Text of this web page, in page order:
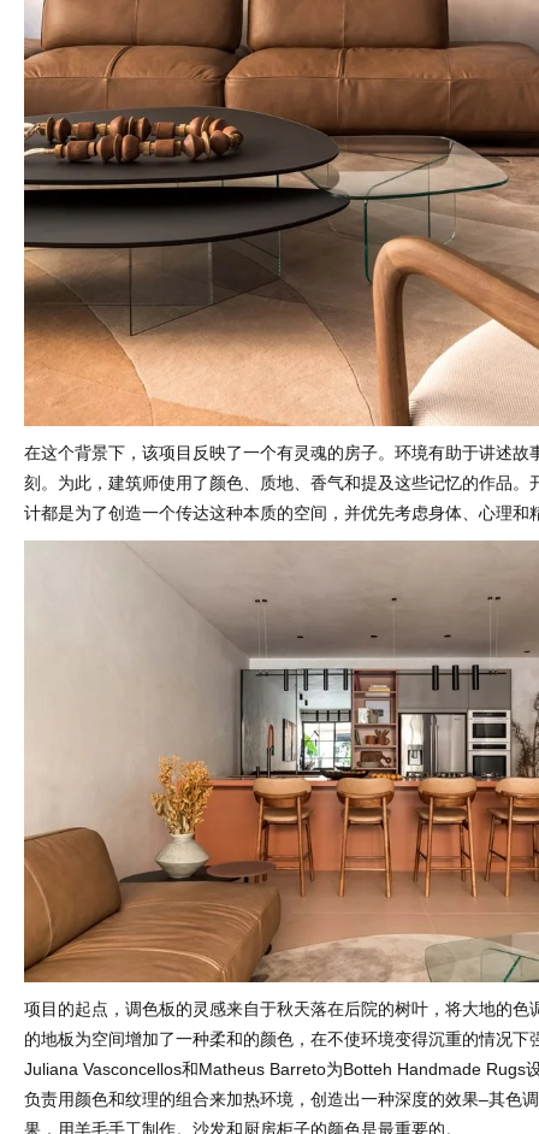
在这个背景下，该项目反映了一个有灵魂的房子。环境有助于讲述故
刻。为此，建筑师使用了颜色、质地、香气和提及这些记忆的作品。
计都是为了创造一个传达这种本质的空间，并优先考虑身体、心理和
项目的起点，调色板的灵感来自于秋天落在后院的树叶，将大地的色
的地板为空间增加了一种柔和的颜色，在不使环境变得沉重的情况下
Juliana Vasconcellos和Matheus Barreto为Botteh Handmade Rugs
负责用颜色和纹理的组合来加热环境，创造出一种深度的效果–其色
果，用羊毛手工制作。沙发和厨房柜子的颜色是最重要的。